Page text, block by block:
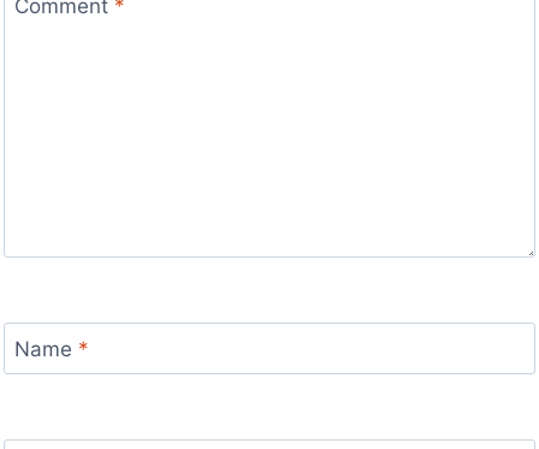
Comment *
Name *